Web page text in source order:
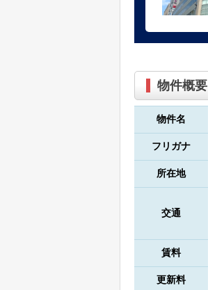
物件概要
物件名
フリガナ
所在地
交通
賃料
更新料